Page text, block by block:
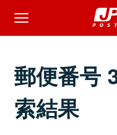
郵便番号
索結果